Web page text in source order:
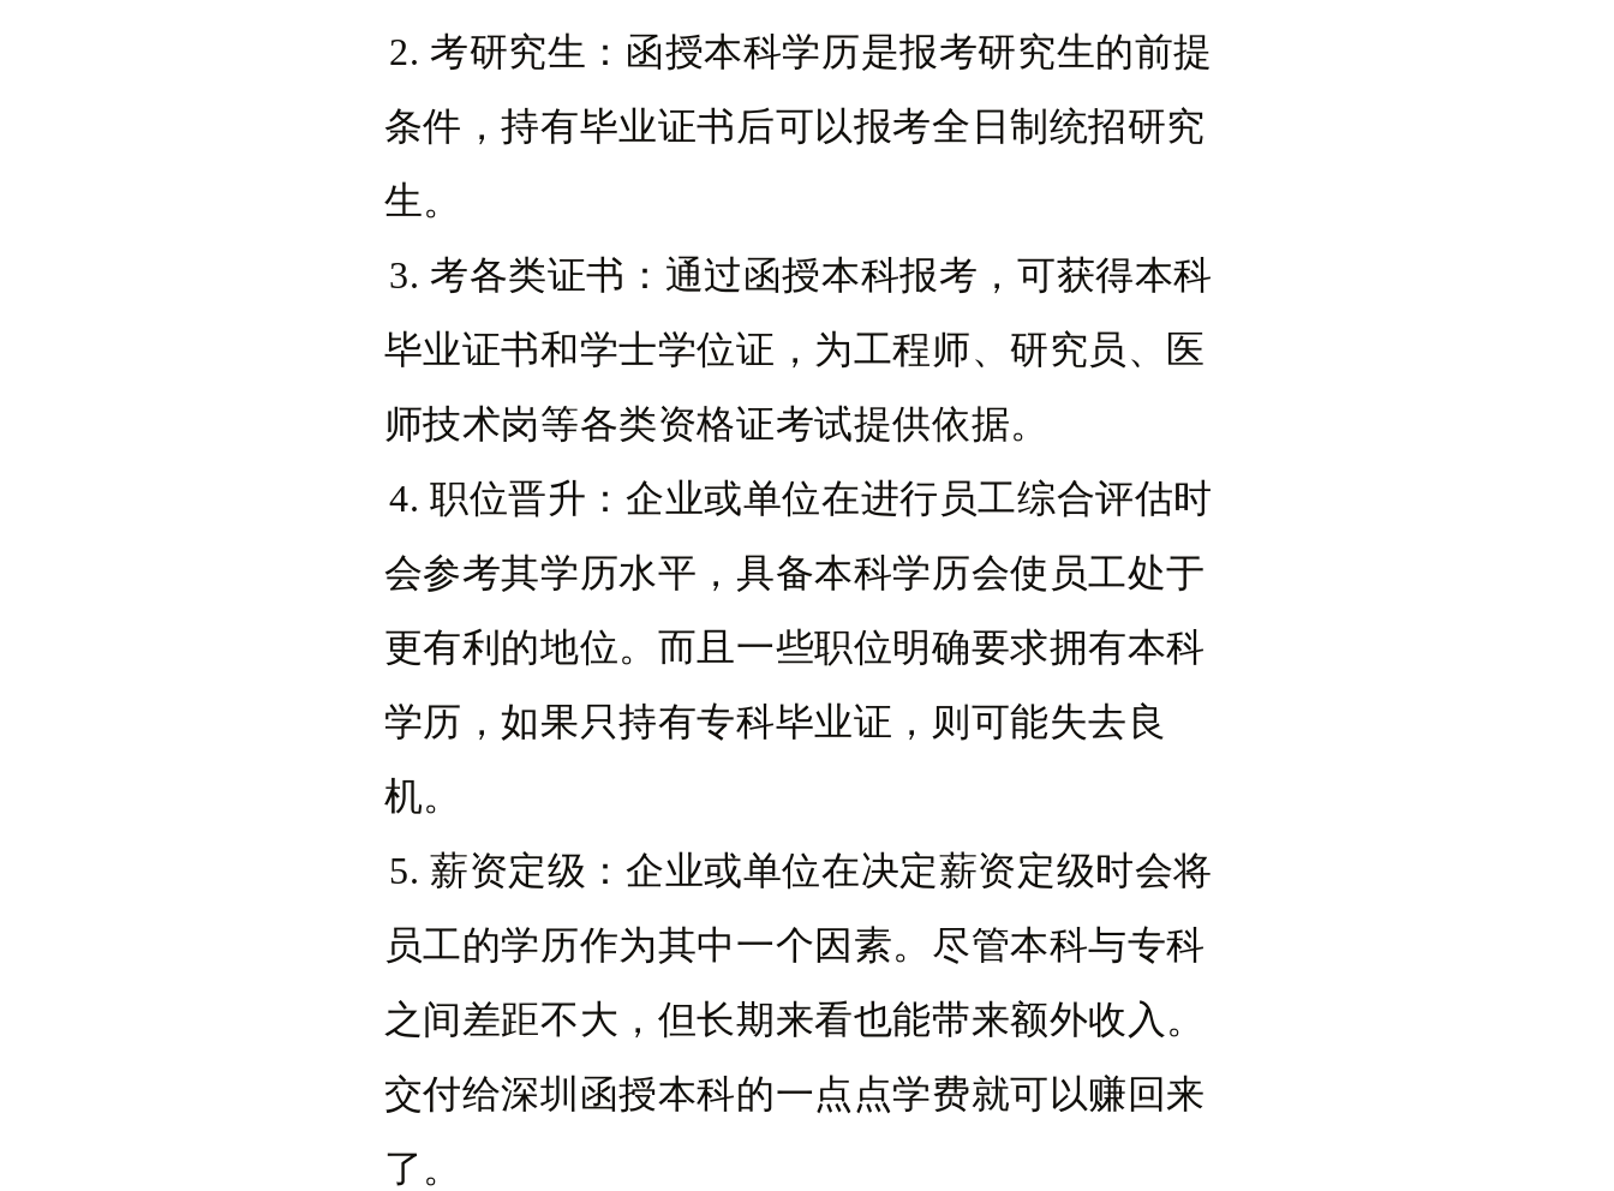
2. 考研究生：函授本科学历是报考研究生的前提
条件，持有毕业证书后可以报考全日制统招研究
生。
3. 考各类证书：通过函授本科报考，可获得本科
毕业证书和学士学位证，为工程师、研究员、医
师技术岗等各类资格证考试提供依据。
4. 职位晋升：企业或单位在进行员工综合评估时
会参考其学历水平，具备本科学历会使员工处于
更有利的地位。而且一些职位明确要求拥有本科
学历，如果只持有专科毕业证，则可能失去良
机。
5. 薪资定级：企业或单位在决定薪资定级时会将
员工的学历作为其中一个因素。尽管本科与专科
之间差距不大，但长期来看也能带来额外收入。
交付给深圳函授本科的一点点学费就可以赚回来
了。